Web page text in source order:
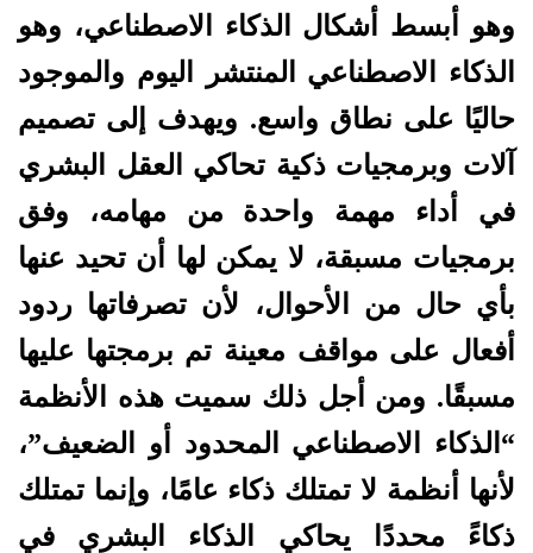
وهو أبسط أشكال الذكاء الاصطناعي، وهو
الذكاء الاصطناعي المنتشر اليوم والموجود
حاليًا على نطاق واسع. ويهدف إلى تصميم
آلات وبرمجيات ذكية تحاكي العقل البشري
في أداء مهمة واحدة من مهامه، وفق
برمجيات مسبقة، لا يمكن لها أن تحيد عنها
بأي حال من الأحوال، لأن تصرفاتها ردود
أفعال على مواقف معينة تم برمجتها عليها
مسبقًا. ومن أجل ذلك سميت هذه الأنظمة
“الذكاء الاصطناعي المحدود أو الضعيف”،
لأنها أنظمة لا تمتلك ذكاء عامًا، وإنما تمتلك
ذكاءً محددًا يحاكي الذكاء البشري في